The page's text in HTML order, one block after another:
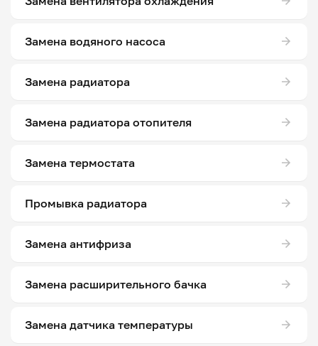
Замена водяного насоса
Замена радиатора
Замена радиатора отопителя
Замена термостата
Промывка радиатора
Замена антифриза
Замена расширительного бачка
Замена датчика температуры